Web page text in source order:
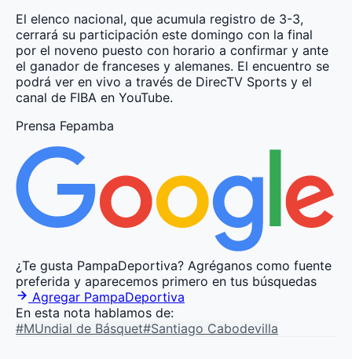
El elenco nacional, que acumula registro de 3-3,
cerrará su participación este domingo con la final
por el noveno puesto con horario a confirmar y ante
el ganador de franceses y alemanes. El encuentro se
podrá ver en vivo a través de DirecTV Sports y el
canal de FIBA en YouTube.
Prensa Fepamba
¿Te gusta PampaDeportiva? Agréganos como fuente
preferida y aparecemos primero en tus búsquedas
Agregar PampaDeportiva
En esta nota hablamos de:
#MUndial de Básquet#Santiago Cabodevilla